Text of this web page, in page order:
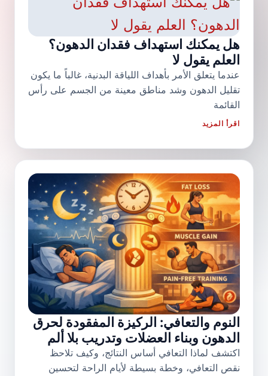
هل يمكنك استهداف فقدان الدهون؟
العلم يقول لا
عندما يتعلق الأمر بأهداف اللياقة البدنية، غالباً ما يكون
تقليل الدهون وشد مناطق معينة من الجسم على رأس
القائمة
اقرأ المزيد
النوم والتعافي: الركيزة المفقودة لحرق
الدهون وبناء العضلات وتدريب بلا ألم
اكتشف لماذا التعافي أساس النتائج، وكيف تلاحظ
نقص التعافي، وخطة بسيطة لأيام الراحة لتحسين